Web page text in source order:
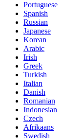
Portuguese
Spanish
Russian
Japanese
Korean
Arabic
Irish
Greek
Turkish
Italian
Danish
Romanian
Indonesian
Czech
Afrikaans
Swedish